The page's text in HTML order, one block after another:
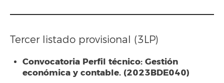
Tercer listado provisional (3LP)
Convocatoria Perfil técnico: Gestión
económica y contable. (2023BDE040)